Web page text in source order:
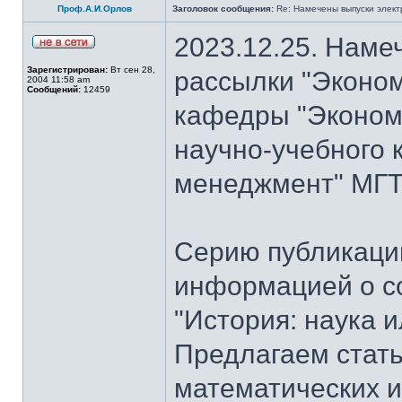
Проф.А.И.Орлов Заголовок сообщения: Re: Намечены выпуски
Зарегистрирован: Вт сен 28,
2004 11:58 am
Сообщений: 12459
2023.12.25.
рассылки
кафедры
научно-
менеджмент"
Серию
информацией о
"История: наука
Предлагаем
математических